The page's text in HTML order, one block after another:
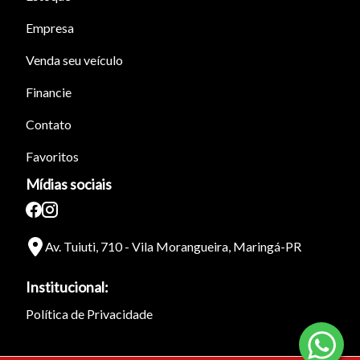
Empresa
Venda seu veículo
Financie
Contato
Favoritos
Mídias sociais
Av. Tuiuti, 710 - Vila Morangueira, Maringá-PR
Institucional:
Política de Privacidade